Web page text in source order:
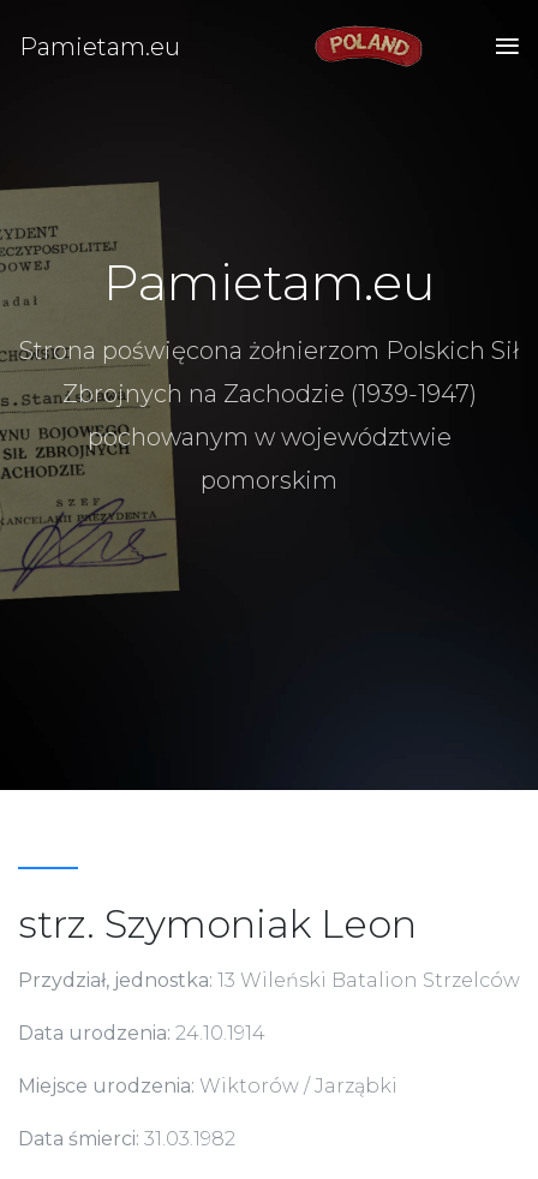
Pamietam.eu
Pamietam.eu
Strona poświęcona żołnierzom Polskich Sił
Zbrojnych na Zachodzie (1939-1947)
pochowanym w województwie
pomorskim
strz. Szymoniak Leon
Przydział, jednostka: 13 Wileński Batalion Strzelców
Data urodzenia: 24.10.1914
Miejsce urodzenia: Wiktorów / Jarząbki
Data śmierci: 31.03.1982